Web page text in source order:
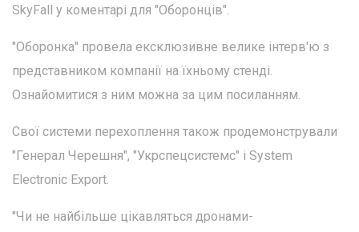
SkyFall у коментарі для "Оборонців".
"Оборонка" провела ексклюзивне велике інтерв'ю з
представником компанії на їхньому стенді.
Ознайомитися з ним можна за цим посиланням.
Свої системи перехоплення також продемонстрували
"Генерал Черешня", "Укрспецсистемс" і System
Electronic Export.
"Чи не найбільше цікавляться дронами-